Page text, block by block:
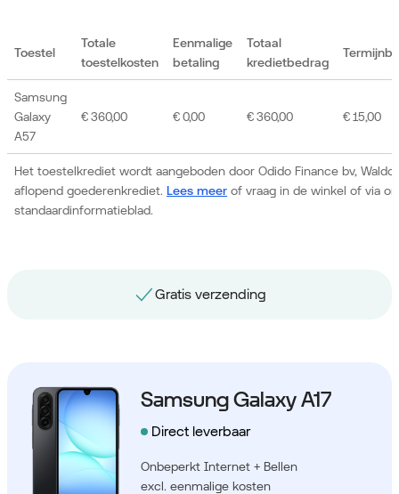
Toestel
Totale
toestelkosten
Eenmalige
betaling
Totaal
kredietbedrag
Het toestelkrediet wordt aangeboden door Odido Finance bv,
aflopend goederenkrediet. Lees meer of vraag in de winkel of via
standaardinformatieblad.
Samsung
Galaxy
A57
€ 360,00 € 0,00 € 360,00 € 15,00
Gratis nummerbehoud
Samsung Galaxy A17
Direct leverbaar
Onbeperkt Internet + Bellen
excl. eenmalige kosten